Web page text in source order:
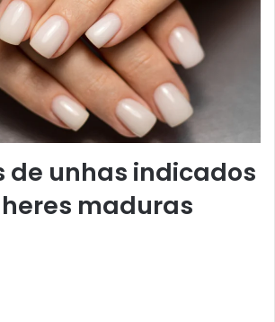
de unhas indicados
maduras